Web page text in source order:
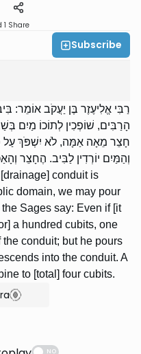
1 Share
Subscribe
רַבִּי אֱלִיעֶזֶר בֶּן יַעֲקֹב אוֹמֵר:
הָרַבִּים, שׁוֹפְכִין לְתוֹכוֹ מַיִם
חָצֵר מֵאָה אַמָּה, לֹא יִשְׁפֹּךְ עַל
וְהַמַּיִם יוֹרְדִין לַבִּיב. הֶחָצֵר
[drainage] conduit is
domain, we may pour
Sages say: Even if [it
a hundred cubits, one
the conduit; but he pours
into the conduit. A
to [total] four cubits.
NO